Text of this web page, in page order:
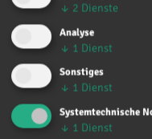
9.
WÜRZBURG
19. - 21. Juni 2026
↓ 2 Dienste
Analyse
↓ 1 Dienst
Sonstiges
↓ 1 Dienst
Systemtechnische
↓ 1 Dienst